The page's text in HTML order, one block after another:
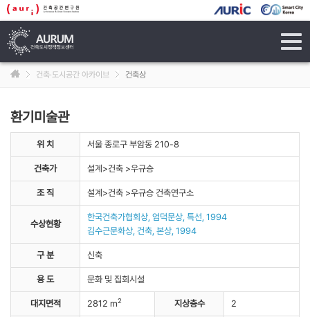
건축·도시공간 아카이브 건축상
환기미술관
위 치 서울 종로구 부암동 210-8
건축가 설계>건축 >우규승
조 직 설계>건축 >우규승 건축연구소
수상현황
한국건축가협회상, 엄덕문상, 특선, 1994
김수근문화상, 건축, 본상, 1994
구 분 신축
용 도 문화 및 집회시설
대지면적 2812 m2 지상층수 2